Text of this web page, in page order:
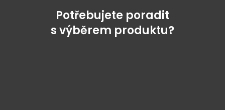
Potřebujete poradit
s výběrem produktu?